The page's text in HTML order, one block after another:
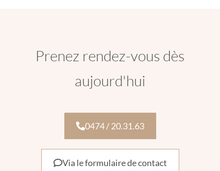
Prenez rendez-vous dès
aujourd'hui
0474 / 20.31.63
Via le formulaire de contact